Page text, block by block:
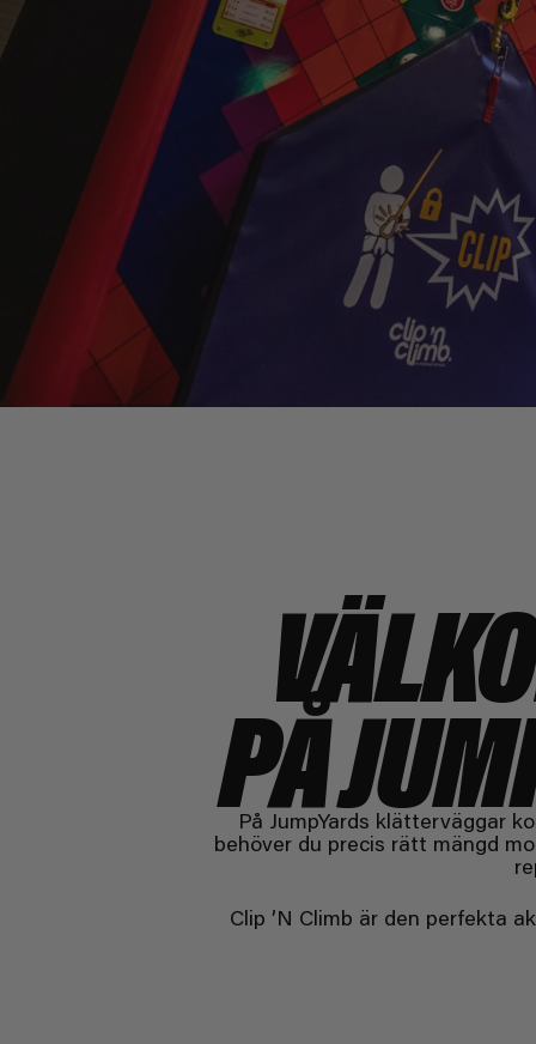
PÅ
På JumpYards klätterväggar
behöver du precis rätt mängd
Clip ’N Climb är den perfekta